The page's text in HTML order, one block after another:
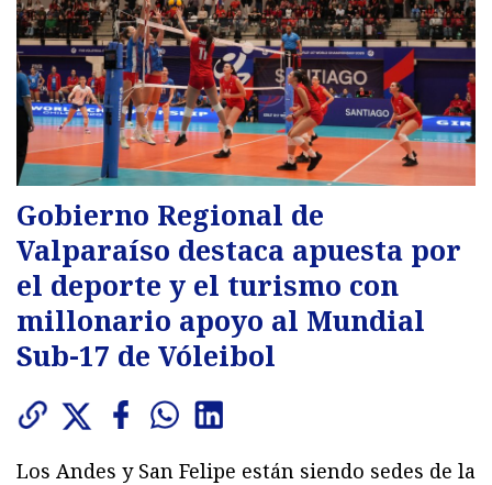
Gobierno Regional de
Valparaíso destaca apuesta por
el deporte y el turismo con
millonario apoyo al Mundial
Sub-17 de Vóleibol
Los Andes y San Felipe están siendo sedes de la